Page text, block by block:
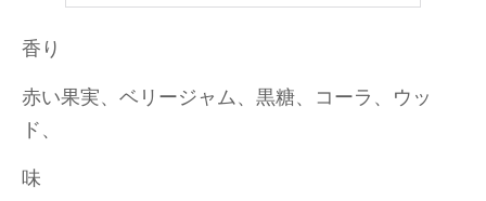
香り
赤い果実、ベリージャム、黒糖、コーラ、ウッ
ド、
味